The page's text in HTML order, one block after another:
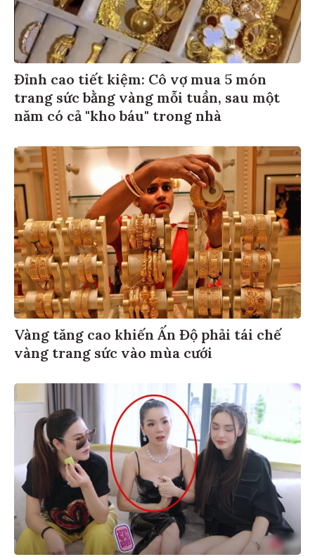
Đỉnh cao tiết kiệm: Cô vợ mua 5 món
trang sức bằng vàng mỗi tuần, sau một
năm có cả "kho báu" trong nhà
Vàng tăng cao khiến Ấn Độ phải tái chế
vàng trang sức vào mùa cưới